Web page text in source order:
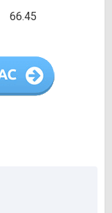
66.45